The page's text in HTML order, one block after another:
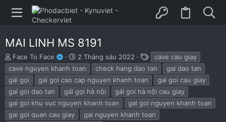
MAI LINH MS 8191
B
ắ
t
đ
ầ
u
Face To Face
N
g
à
y
b
ắ
t
đ
2 Tháng sáu 2022
h
ẻ
cave cau giay
cave nguyen khanh toan
check hang dao tan
gai dao tan
gái gọi
gai goi cao cap nguyen khanh toan
gai goi cau giay
gai goi dao tan
gái gọi hà nội
gái goi hà nội cau giay
gai goi khu vuc nguyen khanh toan
gai goi nguyen khanh toan
gai goi quan cau giay
gai nguyen khanh toan